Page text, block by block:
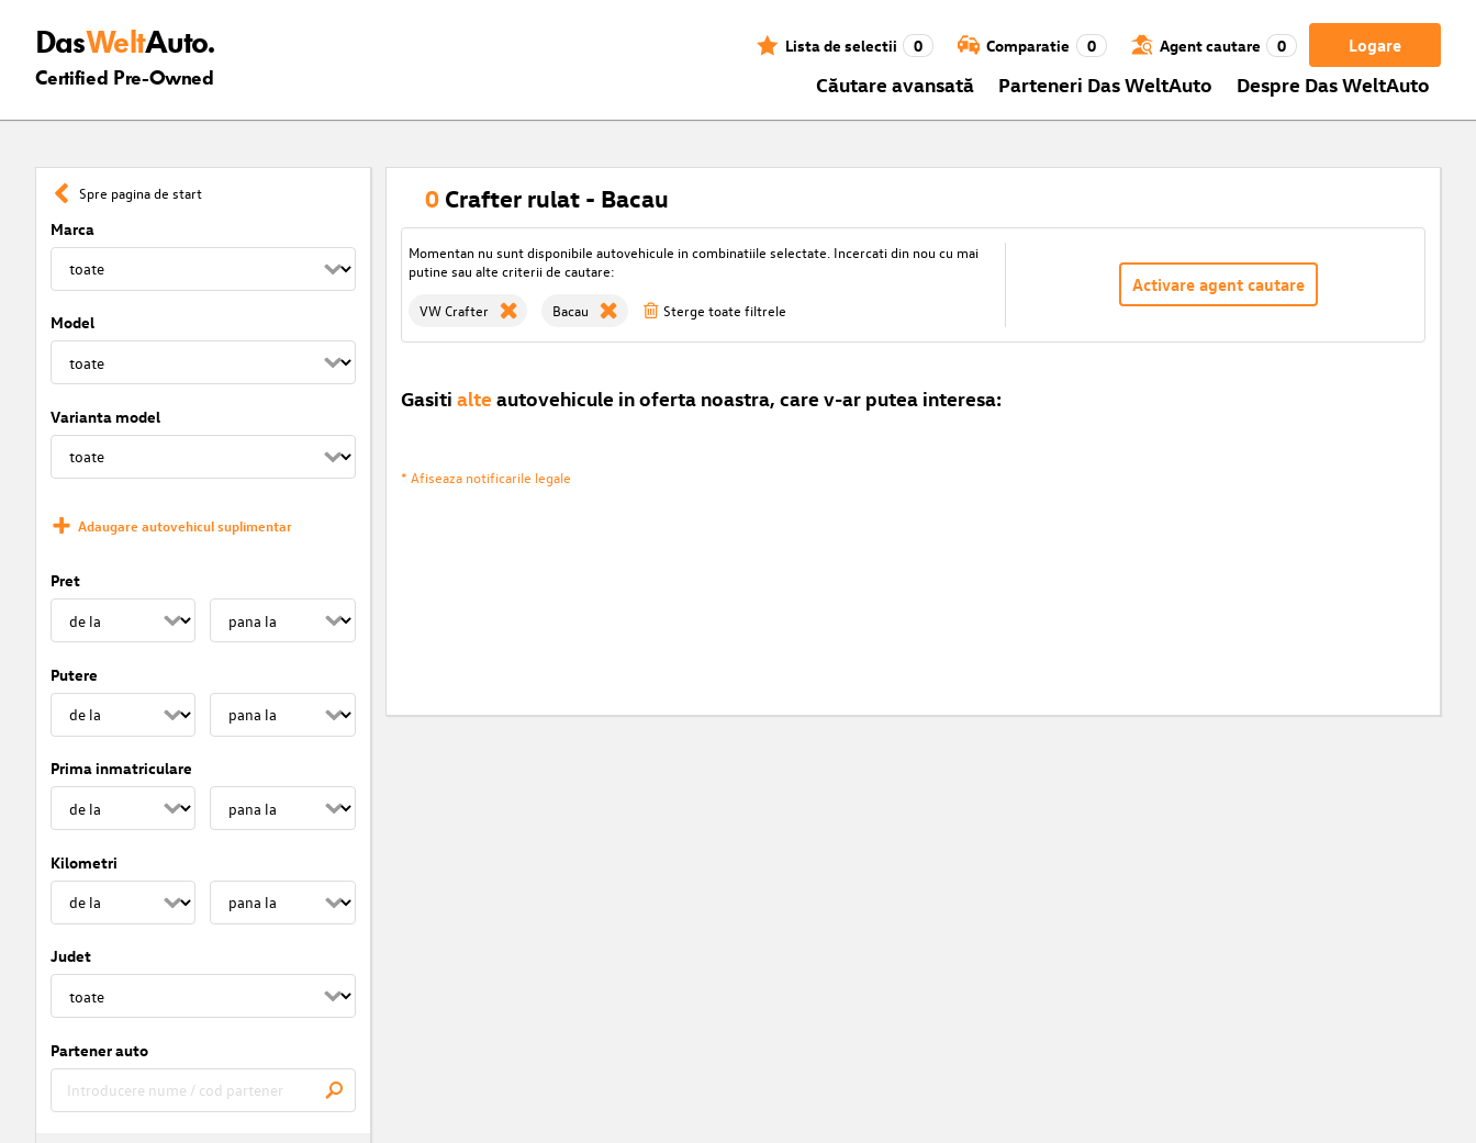
DasWeltAuto.
Certified Pre-Owned
Logare
Lista de selectii 0 Comparatie 0 Agent cautare 0
Căutare avansată Parteneri Das WeltAuto Despre Das WeltAuto
Spre pagina de start
Marca
Model
Varianta model
Adaugare autovehicul suplimentar
Pret
Putere
Prima inmatriculare
Kilometri
Judet
Partener auto
0 Crafter rulat - Bacau
Momentan nu sunt disponibile autovehicule in combinatiile selectate. Incercati din nou cu mai
putine sau alte criterii de cautare:
VW Crafter Bacau Sterge toate filtrele
Activare agent cautare
Gasiti alte autovehicule in oferta noastra, care v-ar putea interesa:
* Afiseaza notificarile legale